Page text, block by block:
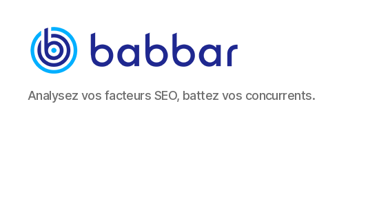
Babbar.tech
Blog
Analysez vos facteurs SEO, battez vos concurrents.